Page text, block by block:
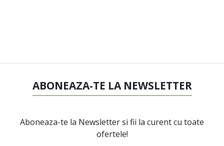
ABONEAZA-TE LA NEWSLETTER
Aboneaza-te la Newsletter si fii la curent cu toate
ofertele!